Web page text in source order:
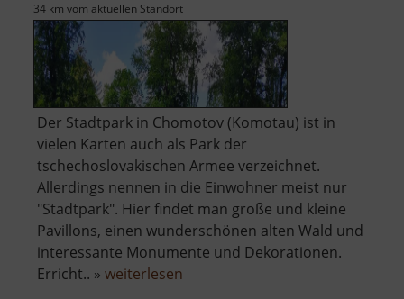
34 km vom aktuellen Standort
Der Stadtpark in Chomotov (Komotau) ist in
vielen Karten auch als Park der
tschechoslovakischen Armee verzeichnet.
Allerdings nennen in die Einwohner meist nur
"Stadtpark". Hier findet man große und kleine
Pavillons, einen wunderschönen alten Wald und
interessante Monumente und Dekorationen.
Erricht.. » weiterlesen